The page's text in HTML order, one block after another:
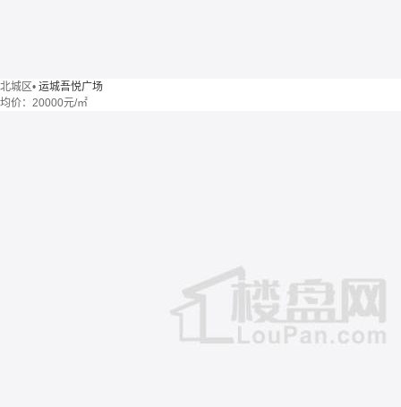
北城区• 运城吾悦广场
均价： 20000元/㎡